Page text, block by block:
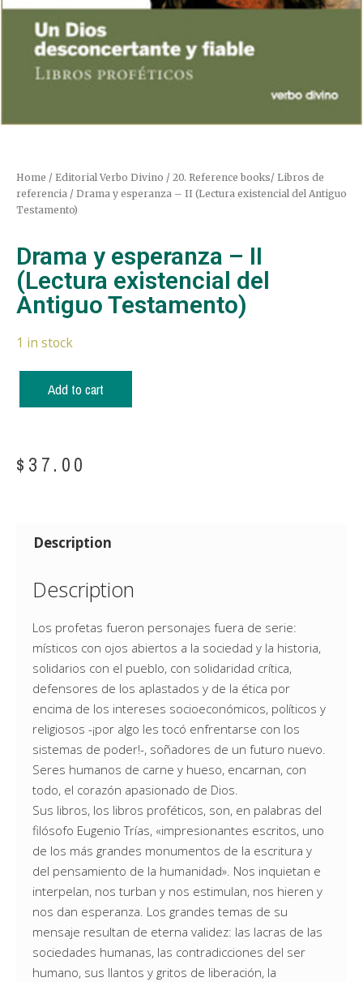
Home / Editorial Verbo Divino / 20. Reference books/ Libros de
referencia / Drama y esperanza – II (Lectura existencial del Antiguo
Testamento)
Drama y esperanza – II
(Lectura existencial del
Antiguo Testamento)
1 in stock
Add to cart
$ 37.00
Description
Description
Los profetas fueron personajes fuera de serie:
místicos con ojos abiertos a la sociedad y la historia,
solidarios con el pueblo, con solidaridad crítica,
defensores de los aplastados y de la ética por
encima de los intereses socioeconómicos, políticos y
religiosos -¡por algo les tocó enfrentarse con los
sistemas de poder!-, soñadores de un futuro nuevo.
Seres humanos de carne y hueso, encarnan, con
todo, el corazón apasionado de Dios.
Sus libros, los libros proféticos, son, en palabras del
filósofo Eugenio Trías, «impresionantes escritos, uno
de los más grandes monumentos de la escritura y
del pensamiento de la humanidad». Nos inquietan e
interpelan, nos turban y nos estimulan, nos hieren y
nos dan esperanza. Los grandes temas de su
mensaje resultan de eterna validez: las lacras de las
sociedades humanas, las contradicciones del ser
humano, sus llantos y gritos de liberación, la